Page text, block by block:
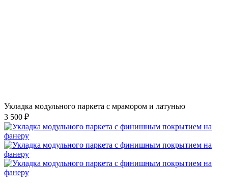
Укладка модульного паркета с мрамором и латунью
3 500 ₽